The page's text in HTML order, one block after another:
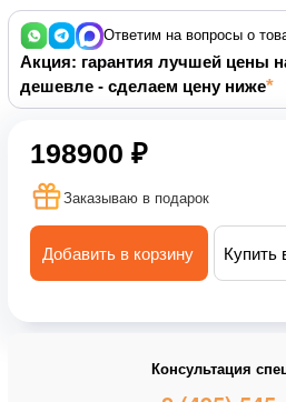
Ответим на вопросы о
Акция: гарантия лучшей цены
дешевле - сделаем цену ниже
198900 ₽
Заказываю в подарок
Добавить в корзину Купить
Консультация